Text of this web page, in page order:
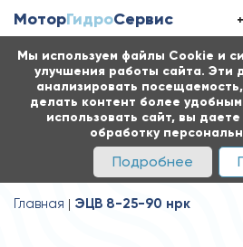
Мы используем файлы Cookie и
улучшения работы сайта. Эти
анализировать
делать контент более
использовать сайт, вы
обработку
Подробнее
МоторГидроСервис
Главная ЭЦВ 8-25-90 нрк